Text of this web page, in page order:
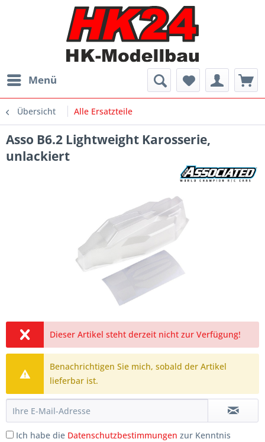
Menü
Übersicht Alle Ersatzteile
Asso B6.2 Lightweight Karosserie,
unlackiert
Dieser Artikel steht derzeit nicht zur Verfügung!
Benachrichtigen Sie mich, sobald der Artikel
lieferbar ist.
Ich habe die Datenschutzbestimmungen zur Kenntnis